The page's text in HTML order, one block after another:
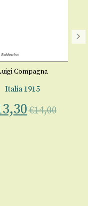
Compagna
Italia 1915
€14,00